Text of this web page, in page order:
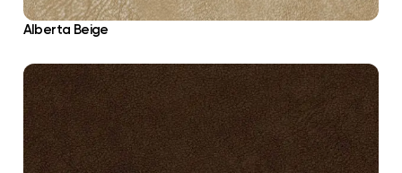
Alberta Beige